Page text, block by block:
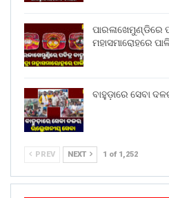
ପାରଳାଖେମୁଣ୍ଡିରେ
ମହାସମାରୋହରେ
ବାହୁଡ଼ାରେ ସେବା
PREV NEXT 1 of 1,252